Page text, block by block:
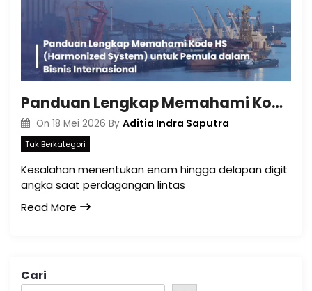
Panduan Lengkap Memahami Kode HS (Harmonized System) untuk Pemula dalam Bisnis Internasional
On 18 Mei 2026 By Aditia Indra Saputra
Tak Berkategori
Kesalahan menentukan enam hingga delapan digit
angka saat perdagangan lintas
Read More
Cari